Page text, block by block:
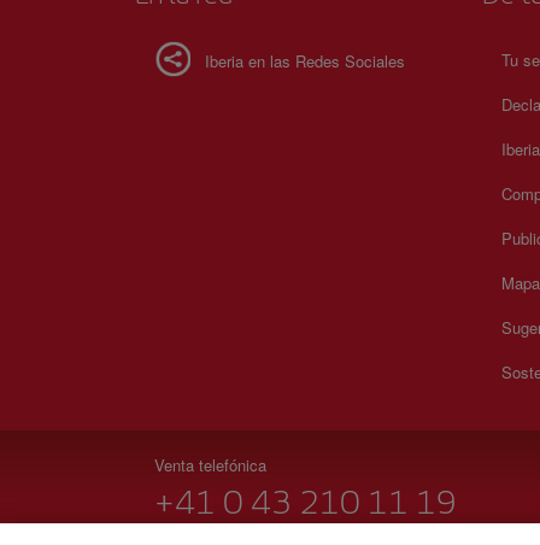
Iberia en las Redes Sociales
Tu
Venta telefónica
+41 0 43 210 11 19